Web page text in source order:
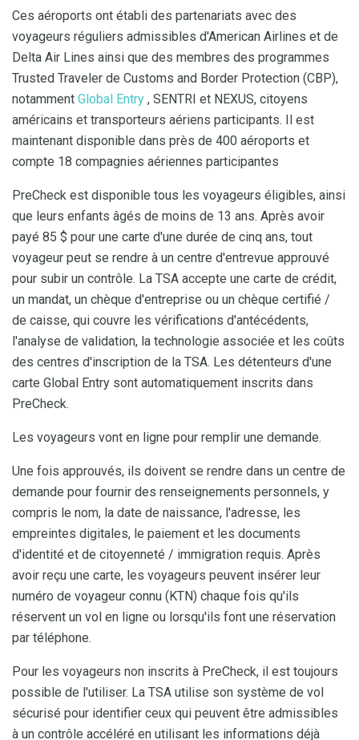
Ces aéroports ont établi des partenariats avec des
voyageurs réguliers admissibles d'American Airlines et de
Delta Air Lines ainsi que des membres des programmes
Trusted Traveler de Customs and Border Protection (CBP),
notamment Global Entry , SENTRI et NEXUS, citoyens
américains et transporteurs aériens participants. Il est
maintenant disponible dans près de 400 aéroports et
compte 18 compagnies aériennes participantes
PreCheck est disponible tous les voyageurs éligibles, ainsi
que leurs enfants âgés de moins de 13 ans. Après avoir
payé 85 $ pour une carte d'une durée de cinq ans, tout
voyageur peut se rendre à un centre d'entrevue approuvé
pour subir un contrôle. La TSA accepte une carte de crédit,
un mandat, un chèque d'entreprise ou un chèque certifié /
de caisse, qui couvre les vérifications d'antécédents,
l'analyse de validation, la technologie associée et les coûts
des centres d'inscription de la TSA. Les détenteurs d'une
carte Global Entry sont automatiquement inscrits dans
PreCheck.
Les voyageurs vont en ligne pour remplir une demande.
Une fois approuvés, ils doivent se rendre dans un centre de
demande pour fournir des renseignements personnels, y
compris le nom, la date de naissance, l'adresse, les
empreintes digitales, le paiement et les documents
d'identité et de citoyenneté / immigration requis. Après
avoir reçu une carte, les voyageurs peuvent insérer leur
numéro de voyageur connu (KTN) chaque fois qu'ils
réservent un vol en ligne ou lorsqu'ils font une réservation
par téléphone.
Pour les voyageurs non inscrits à PreCheck, il est toujours
possible de l'utiliser. La TSA utilise son système de vol
sécurisé pour identifier ceux qui peuvent être admissibles
à un contrôle accéléré en utilisant les informations déjà